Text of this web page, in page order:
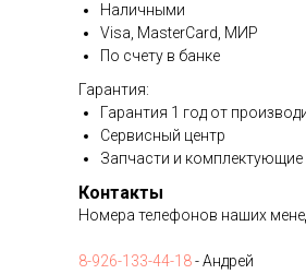
Наличными
Visa, MasterCard, МИР
По счету в банке
Гарантия:
Гарантия 1 год от
Сервисный центр
Запчасти и комплектующие
Контакты
Номера телефонов наших
8-926-133-44-18- Андрей